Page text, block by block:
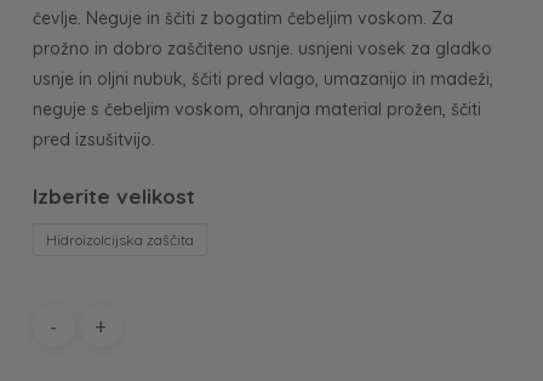
čevlje. Neguje in ščiti z bogatim čebeljim voskom. Za
prožno in dobro zaščiteno usnje. usnjeni vosek za gladko
usnje in oljni nubuk, ščiti pred vlago, umazanijo in madeži,
neguje s čebeljim voskom, ohranja material prožen, ščiti
pred izsušitvijo.
Hidroizolcijska zaščita